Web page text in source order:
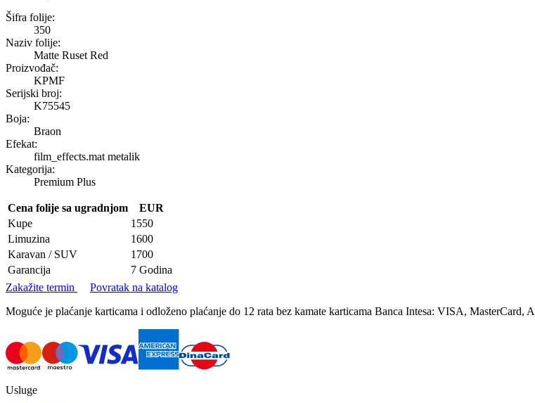
Matte Ruset Red
Šifra folije:
350
Naziv folije:
Matte Ruset Red
Proizvođač:
KPMF
Serijski broj:
K75545
Boja:
Braon
Efekat:
film_effects.mat metalik
Kategorija:
Premium Plus
Cena folije sa ugradnjom
EUR
Kupe
1550
Limuzina
1600
Karavan / SUV
1700
Garancija
7 Godina
Zakažite termin
Povratak na katalog
Moguće je plaćanje karticama i odloženo plaćanje do 12 rata bez kamate karticama Banca Intesa: VISA,
Usluge